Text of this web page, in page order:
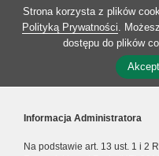
Strona korzysta z plików
Polityką Prywatności.
dostępu do plików
Informacja Administratora
Na podstawie art. 13 ust. 1 i 2